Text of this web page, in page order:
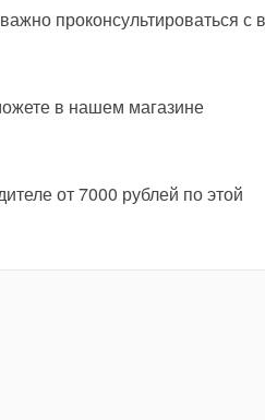
проконсультироваться с
в нашем магазине
от 7000 рублей по этой